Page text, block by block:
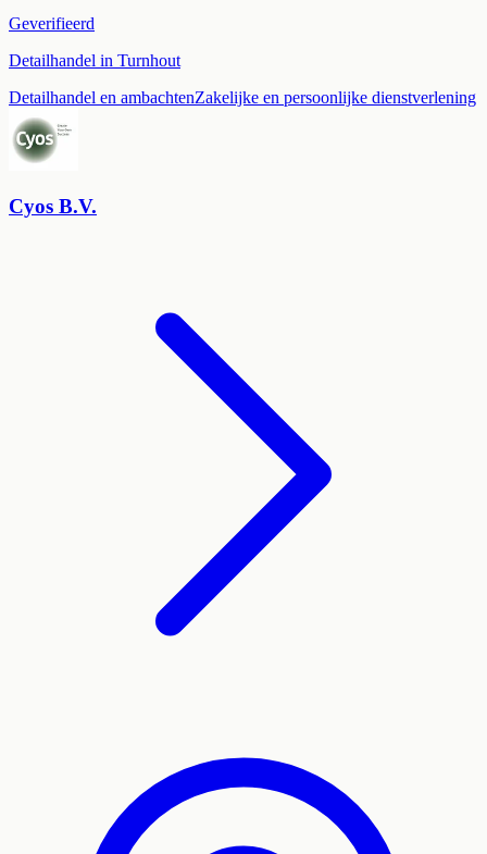
Geverifieerd
Detailhandel in Turnhout
Detailhandel en ambachtenZakelijke en persoonlijke dienstverlening
Cyos B.V.